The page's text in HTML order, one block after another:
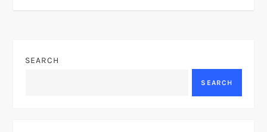
a
SEARCH
SEARCH